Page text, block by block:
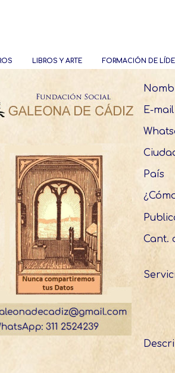
LIBROS Y ARTE FORMACIÓN DE
E-mail
País
Cant.